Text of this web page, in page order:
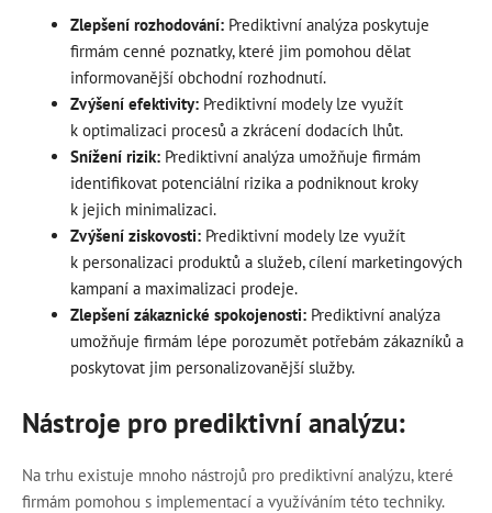
Zlepšení rozhodování:Prediktivní analýza poskytuje
firmám cenné poznatky, které jim pomohou dělat
informovanější obchodní rozhodnutí.
Zvýšení efektivity:Prediktivní modely lze využít
k optimalizaci procesů a zkrácení dodacích lhůt.
Snížení rizik:Prediktivní analýza umožňuje firmám
identifikovat potenciální rizika a podniknout kroky
k jejich minimalizaci.
Zvýšení ziskovosti:Prediktivní modely lze využít
k personalizaci produktů a služeb, cílení marketingových
kampaní a maximalizaci prodeje.
Zlepšení zákaznické spokojenosti:Prediktivní analýza
umožňuje firmám lépe porozumět potřebám zákazníků a
poskytovat jim personalizovanější služby.
Nástroje pro prediktivní analýzu:
Na trhu existuje mnoho nástrojů pro prediktivní analýzu, které
firmám pomohou s implementací a využíváním této techniky.